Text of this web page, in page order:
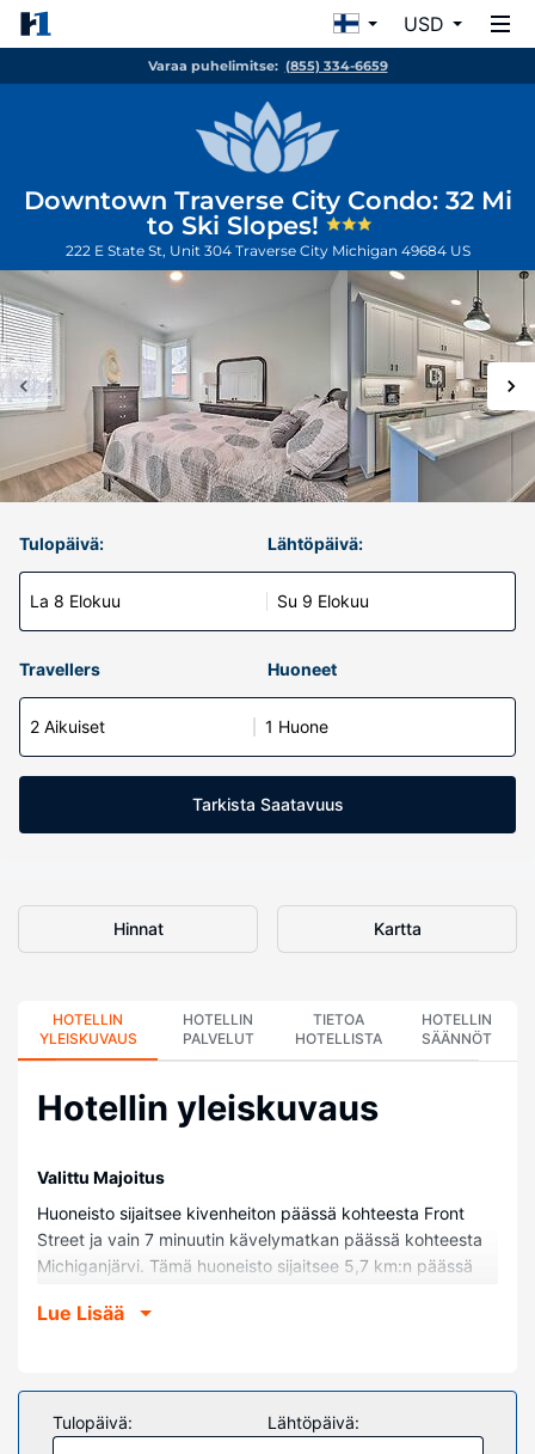
USD
Varaa puhelimitse: (855) 334-6659
Downtown Traverse City Condo: 32 Mi
to Ski Slopes!
222 E State St, Unit 304 Traverse City Michigan 49684 US
Tulopäivä:
La 8 Elokuu
Lähtöpäivä:
Su 9 Elokuu
Travellers Huoneet
2 Aikuiset 1 Huone
Tarkista Saatavuus
Hinnat Kartta
HOTELLIN
YLEISKUVAUS
HOTELLIN
PALVELUT
TIETOA
HOTELLISTA
HOTELLIN
SÄÄNNÖT
Hotellin yleiskuvaus
Valittu Majoitus
Huoneisto sijaitsee kivenheiton päässä kohteesta Front
Street ja vain 7 minuutin kävelymatkan päässä kohteesta
Michiganjärvi. Tämä huoneisto sijaitsee 5,7 km:n päässä
kohteesta Clinch Park Beach.
Tämä ilmastoitu huoneisto tarjoaa käyttöösi keittiö, jossa
on uuni ja liesi. Mukavuuksiin kuuluu mikroaaltouuni ja
kahvin-/vedenkeitin.
Lue Lisää
Tulopäivä: Lähtöpäivä: